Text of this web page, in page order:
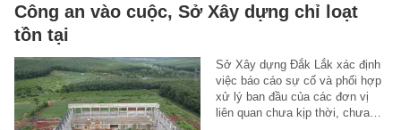
Công an vào cuộc, Sở Xây dựng chỉ loạt
tồn tại
Sở Xây dựng Đắk Lắk xác định
việc báo cáo sự cố và phối hợp
xử lý ban đầu của các đơn vị
liên quan chưa kịp thời, chưa…